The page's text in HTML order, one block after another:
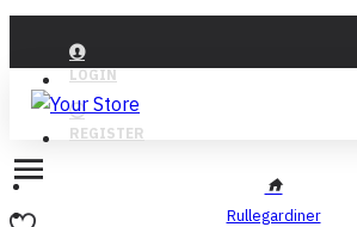
LOGIN
REGISTER
Rullegardiner